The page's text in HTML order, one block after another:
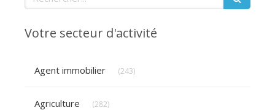
Votre secteur d'activité
Agent immobilier (243)
Agriculture (282)